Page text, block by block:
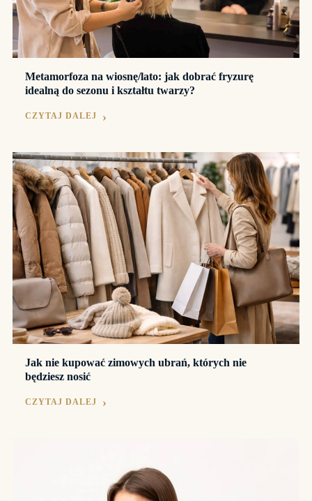
Metamorfoza na wiosnę/lato: jak dobrać fryzurę
idealną do sezonu i kształtu twarzy?
CZYTAJ DALEJ
Jak nie kupować zimowych ubrań, których nie
będziesz nosić
CZYTAJ DALEJ